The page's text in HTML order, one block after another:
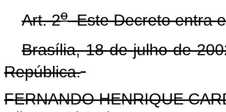
Art. 2oEste Decreto entra
Brasília, 18 de julho de
República.
FERNANDO HENRIQUE